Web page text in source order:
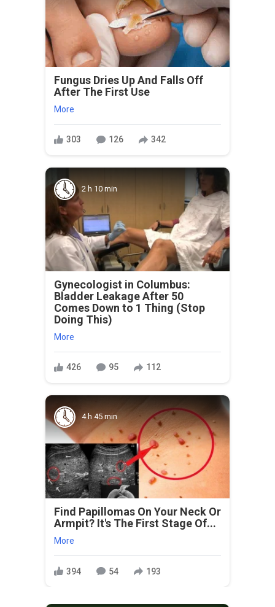
Fungus Dries Up And Falls Off
After The First Use
More
303 126 342
2 h 10 min
Gynecologist in Columbus:
Bladder Leakage After 50
Comes Down to 1 Thing (Stop
Doing This)
More
426 95 112
4 h 45 min
Find Papillomas On Your Neck Or
Armpit? It's The First Stage Of...
More
394 54 193